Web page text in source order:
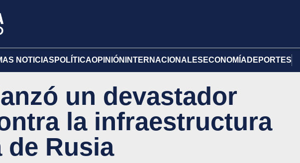
NOTICIAS POLÍTICAOPINIÓN INTERNACIONALES ECONOMÍA DEPORTES
un devastador
la infraestructura
de Rusia